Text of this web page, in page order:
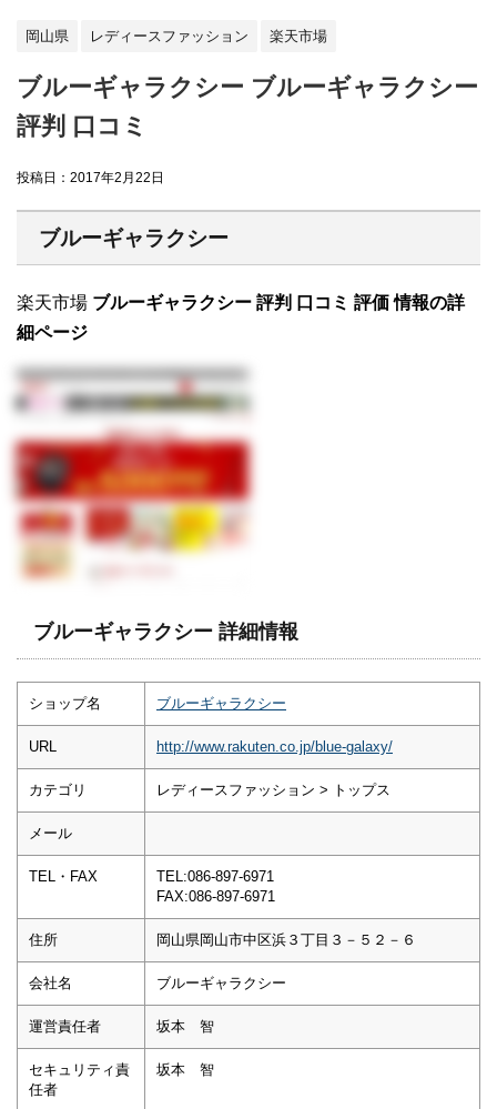
岡山県 レディースファッション 楽天市場
ブルーギャラクシー ブルーギャラクシー
評判 口コミ
投稿日： 2017年2月22日
ブルーギャラクシー
楽天市場 ブルーギャラクシー 評判 口コミ 評価 情報の詳
細ページ
ブルーギャラクシー 詳細情報
ショップ名 ブルーギャラクシー
URL http://www.rakuten.co.jp/blue-galaxy/
カテゴリ レディースファッション > トップス
メール
TEL・FAX
TEL:086-897-6971
FAX:086-897-6971
住所 岡山県岡山市中区浜３丁目３－５２－６
会社名 ブルーギャラクシー
運営責任者 坂本 智
セキュリティ責
任者
坂本 智